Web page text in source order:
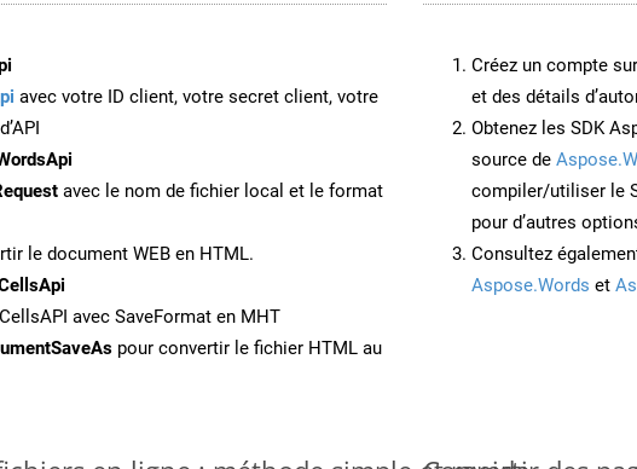
avec votre ID client, votre secret client, votre
avec le nom de fichier local et le format
le document WEB en HTML.
avec SaveFormat en MHT
pour convertir le fichier HTML au
Créez un compte sur
et des détails
Obtenez les SDK
source de
compiler/utiliser le
pour d’autres
Consultez
Aspose.Words et